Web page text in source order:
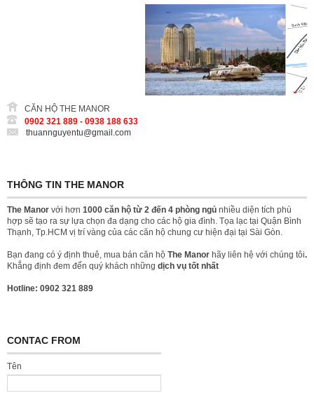
CĂN HỘ THE MANOR
0902 321 889 - 0938 188 633
thuannguyentu@gmail.com
THÔNG TIN THE MANOR
The Manor với hơn 1000 căn hộ từ 2 đến 4 phòng ngủ nhiều diện tích phù
hợp sẽ tạo ra sự lựa chọn đa dạng cho các hộ gia đình. Tọa lạc tại Quận Bình
Thạnh, Tp.HCM vị trí vàng của các căn hộ chung cư hiện đại tại Sài Gòn.
Bạn đang có ý định thuê, mua bán căn hộ The Manor hãy liên hệ với chúng tôi.
Khẳng định đem đến quý khách những dịch vụ tốt nhất
Hotline: 0902 321 889
CONTAC FROM
Tên